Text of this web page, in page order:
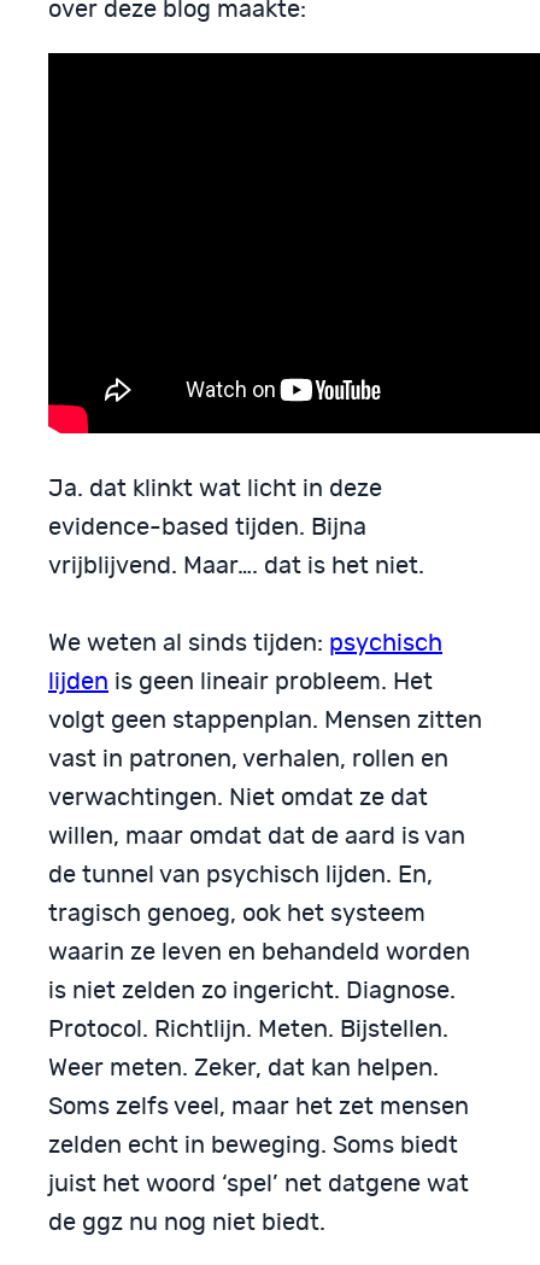
over deze blog maakte:
Ja. dat klinkt wat licht in deze
evidence-based tijden. Bijna
vrijblijvend. Maar…. dat is het niet.
We weten al sinds tijden: psychisch
lijden is geen lineair probleem. Het
volgt geen stappenplan. Mensen zitten
vast in patronen, verhalen, rollen en
verwachtingen. Niet omdat ze dat
willen, maar omdat dat de aard is van
de tunnel van psychisch lijden. En,
tragisch genoeg, ook het systeem
waarin ze leven en behandeld worden
is niet zelden zo ingericht. Diagnose.
Protocol. Richtlijn. Meten. Bijstellen.
Weer meten. Zeker, dat kan helpen.
Soms zelfs veel, maar het zet mensen
zelden echt in beweging. Soms biedt
juist het woord ‘spel’ net datgene wat
de ggz nu nog niet biedt.